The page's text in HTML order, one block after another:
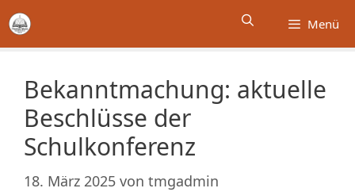
Zum
Inhalt
springen
Menü
Bekanntmachung: aktuelle
Beschlüsse der
Schulkonferenz
18. März 2025 von tmgadmin